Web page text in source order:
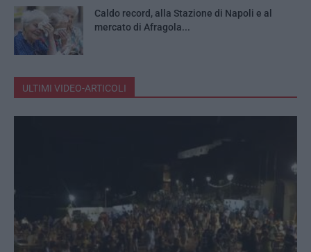
Caldo record, alla Stazione di Napoli e al
mercato di Afragola...
ULTIMI VIDEO-ARTICOLI